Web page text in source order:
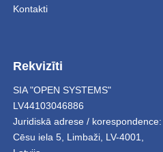
Kontakti
Rekvizīti
SIA "OPEN SYSTEMS"
LV44103046886
Juridiskā adrese / korespondence:
Cēsu iela 5, Limbaži, LV-4001,